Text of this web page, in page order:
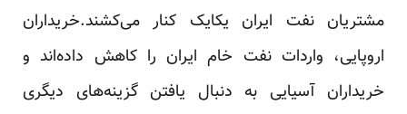
مشتریان نفت ایران یکایک کنار می‌کشند.خریداران
اروپایی، واردات نفت خام ایران را کاهش داده‌اند و
خریداران آسیایی به دنبال یافتن گزینه‌های دیگری